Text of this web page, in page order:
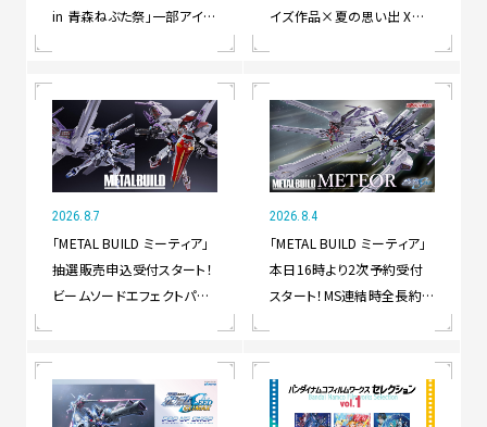
in 青森ねぶた祭」一部アイテ
イズ作品×夏の思い出 X投
2026.8.7
「METAL BUILD ミーティア」
抽選販売申込受付スタート！
ビームソードエフェクトパー
2026.8.4
「METAL BUILD ミーティア」
本日16時より2次予約受付
スタート！MS連結時全長約